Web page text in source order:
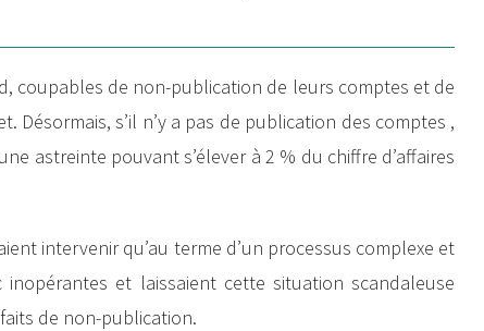
coupables de non-publication de leurs comptes et de
s’il n’y a pas de publication des comptes ,
astreinte pouvant s’élever à 2 % du chiffre d’affaires
intervenir qu’au terme d’un processus complexe et
et laissaient cette situation scandaleuse
de non-publication.